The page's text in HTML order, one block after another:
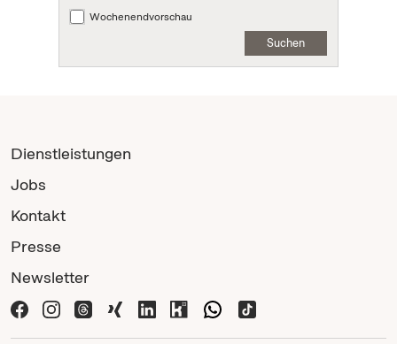
Wochenendvorschau
Suchen
Dienstleistungen
Jobs
Kontakt
Presse
Newsletter